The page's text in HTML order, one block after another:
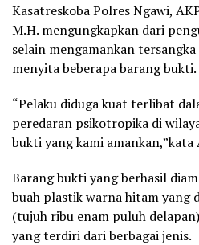
Kasatreskoba Polres Ngawi,
M.H. mengungkapkan dari
selain mengamankan
menyita beberapa barang bukti.
“Pelaku diduga kuat terlibat
peredaran psikotropika di
bukti yang kami
Barang bukti yang berhasil
buah plastik warna hitam yang
(tujuh ribu enam puluh
yang terdiri dari berbagai jenis.